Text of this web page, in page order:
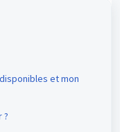
et mon
?